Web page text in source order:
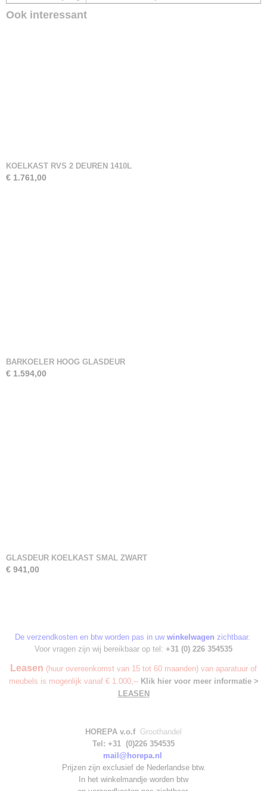
Ook interessant
KOELKAST RVS 2 DEUREN 1410L
€ 1.761,00
BARKOELER HOOG GLASDEUR
€ 1.594,00
GLASDEUR KOELKAST SMAL ZWART
€ 941,00
De verzendkosten en btw worden pas in uw winkelwagen zichtbaar.
Voor vragen zijn wij bereikbaar op tel: +31 (0) 226 354535
Leasen (huur overeenkomst van 15 tot 60 maanden) van aparatuur of
meubels is mogenlijk vanaf € 1.000,-- Klik hier voor meer informatie >
LEASEN
HOREPA v.o.f Groothandel
Tel: +31 (0)226 354535
mail@horepa.nl
Prijzen zijn exclusief de Nederlandse btw.
In het winkelmandje worden btw